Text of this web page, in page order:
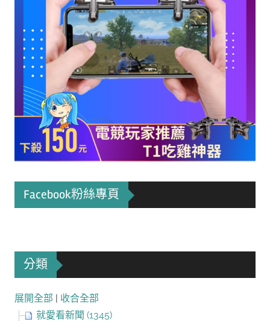
Facebook粉絲專頁
分類
展開全部 | 收合全部
就愛看新聞 (1345)